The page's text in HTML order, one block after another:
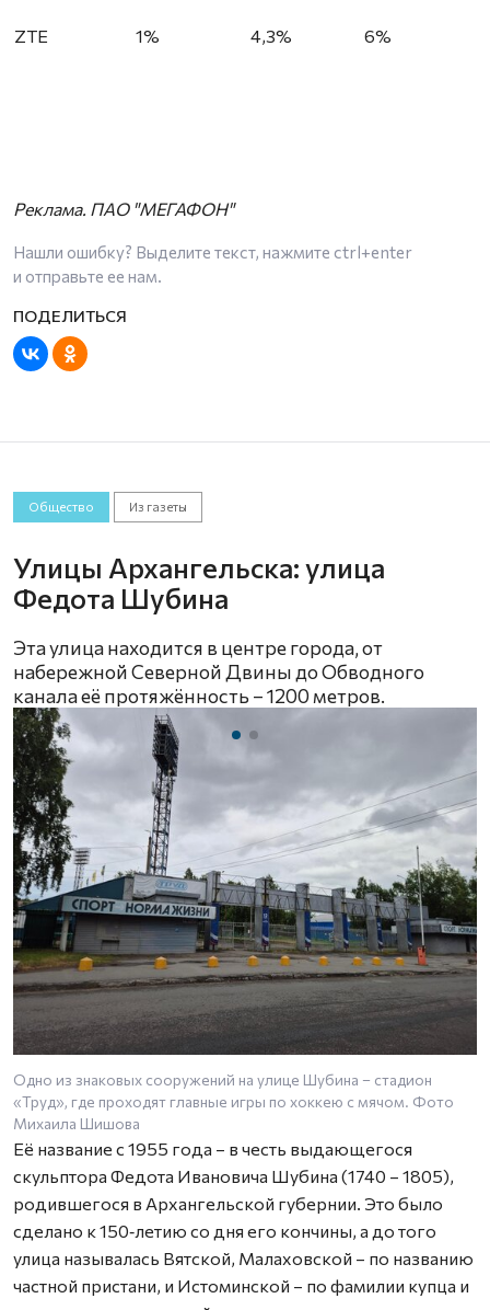
ZTE 1% 4,3% 6%
Реклама. ПАО "МЕГАФОН"
Нашли ошибку? Выделите текст, нажмите ctrl+enter
и отправьте ее нам.
Общество Из газеты
Улицы Архангельска: улица
Федота Шубина
Эта улица находится в центре города, от
набережной Северной Двины до Обводного
канала её протяжённость – 1200 метров.
Одно из знаковых сооружений на улице Шубина – стадион
«Труд», где проходят главные игры по хоккею с мячом. Фото
Михаила Шишова
Её название с 1955 года – в честь выдающегося
скульптора Федота Ивановича Шубина (1740 – 1805),
родившегося в Архангельской губернии. Это было
сделано к 150‑летию со дня его кончины, а до того
улица называлась Вятской, Малаховской – по названию
частной пристани, и Истоминской – по фамилии купца и